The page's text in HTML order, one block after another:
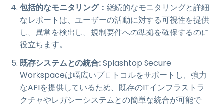
包括的なモニタリング： 継続的なモニタリングと詳細
なレポートは、ユーザーの活動に対する可視性を提供
し、異常を検出し、規制要件への準拠を確保するのに
役立ちます。
既存システムとの統合:Splashtop Secure
Workspaceは幅広いプロトコルをサポートし、強力
なAPIを提供しているため、既存のITインフラストラ
クチャやレガシーシステムとの簡単な統合が可能で